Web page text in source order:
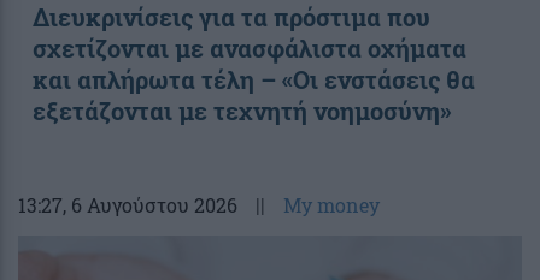
Διευκρινίσεις για τα πρόστιμα που
σχετίζονται με ανασφάλιστα οχήματα
και απλήρωτα τέλη – «Οι ενστάσεις θα
εξετάζονται με τεχνητή νοημοσύνη»
13:27, 6 Αυγούστου 2026 || My money